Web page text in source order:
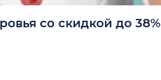
со скидкой до 38%